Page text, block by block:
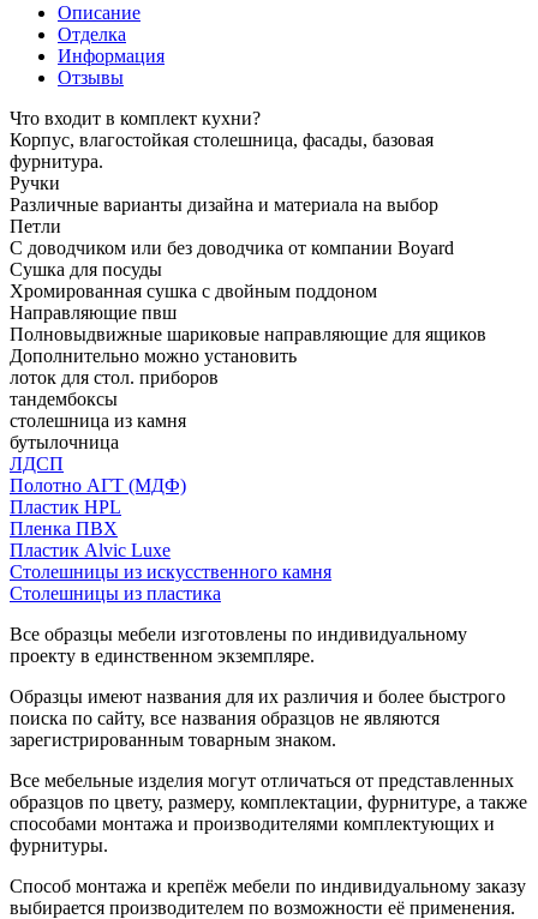
Описание
Отделка
Информация
Отзывы
Что входит в комплект кухни?
Корпус, влагостойкая столешница, фасады, базовая
фурнитура.
Ручки
Различные варианты дизайна и материала на выбор
Петли
С доводчиком или без доводчика от компании Boyard
Сушка для посуды
Хромированная сушка с двойным поддоном
Направляющие пвш
Полновыдвижные шариковые направляющие для ящиков
Дополнительно можно установить
лоток для стол. приборов
тандембоксы
столешница из камня
бутылочница
ЛДСП
Полотно АГТ (МДФ)
Пластик HPL
Пленка ПВХ
Пластик Alvic Luxe
Столешницы из искусственного камня
Столешницы из пластика
Все образцы мебели изготовлены по индивидуальному
проекту в единственном экземпляре.
Образцы имеют названия для их различия и более быстрого
поиска по сайту, все названия образцов не являются
зарегистрированным товарным знаком.
Все мебельные изделия могут отличаться от представленных
образцов по цвету, размеру, комплектации, фурнитуре, а также
способами монтажа и производителями комплектующих и
фурнитуры.
Способ монтажа и крепёж мебели по индивидуальному заказу
выбирается производителем по возможности её применения.